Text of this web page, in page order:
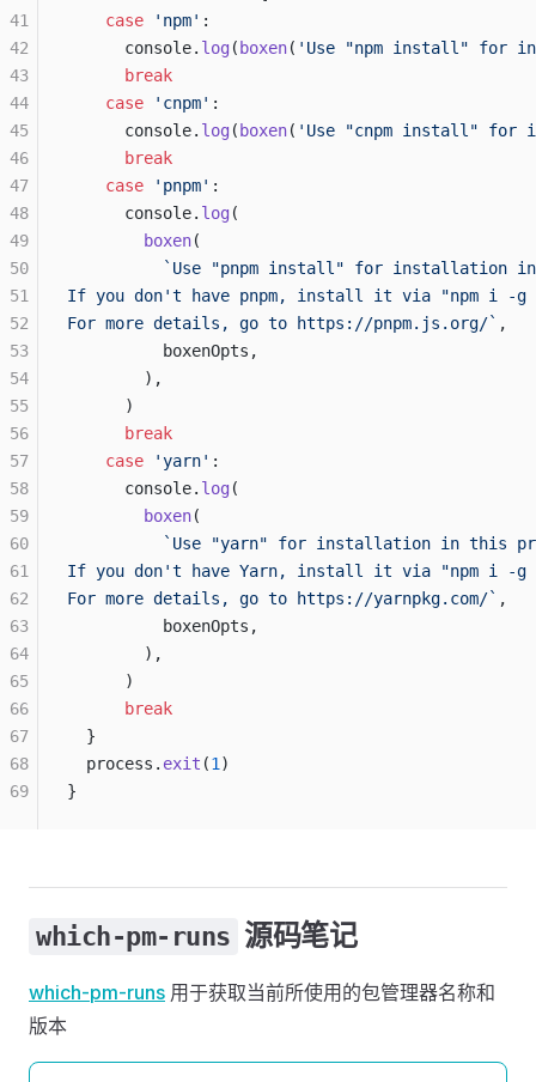
    case
'npm' :
      console.
log( boxen( 'Use "npm install" for
      break
    case
'cnpm' :
      console.
log( boxen( 'Use "cnpm install"
      break
    case
'pnpm' :
      console.
log(
        boxen
(
`Use "pnpm install" for installation
If you don't have pnpm, install it via "npm i -g
For more details, go to https://pnpm.js.org/` ,
          boxenOpts,
        ),
      )
      break
    case
'yarn' :
      console.
log(
        boxen
(
`Use "yarn" for installation in this
If you don't have Yarn, install it via "npm i -g
For more details, go to https://yarnpkg.com/` ,
          boxenOpts,
        ),
      )
      break
  }
  process.
exit (1 )
}
41
42
43
44
45
46
47
48
49
50
51
52
53
54
55
56
57
58
59
60
61
62
63
64
65
66
67
68
69
which-pm-runs 源码笔记
which-pm-runs 用于获取当前所使用的包管理器名称和
版本